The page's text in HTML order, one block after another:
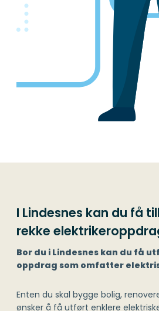
I Lindesnes kan du få
rekke
Bor du i Lindesnes kan du få
oppdrag som omfatter
Enten du skal bygge bolig,
ønsker å få utført enklere